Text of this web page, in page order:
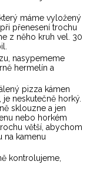
máme vyložený
přenesení trochu
z něho kruh vel. 30
nasypememe
hermelín a
pizza kámen
neskutečně horký.
sklouzne a jen
nebo horkém
větší, abychom
na kamenu
kontrolujeme,